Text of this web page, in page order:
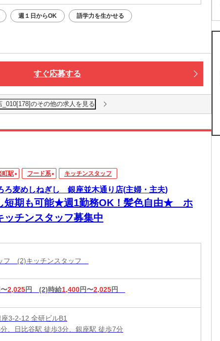
週１日からOK 語学力を生かせる
すぐ応募する
のその他の求人を見る
町駅 フード系 キッチンスタッフ
ろ麦めしねぎし 銀座並木通り店(主婦・主夫)
短期も可能★週1勤務OK！髪色自由★ ホ
ッチンスタッフ募集中
フ (2)キッチンスタッフ
2,025円 (2)時給1,400円〜2,025円
3-2-12 全研ビルB1
、日比谷駅 徒歩3分、銀座駅 徒歩7分